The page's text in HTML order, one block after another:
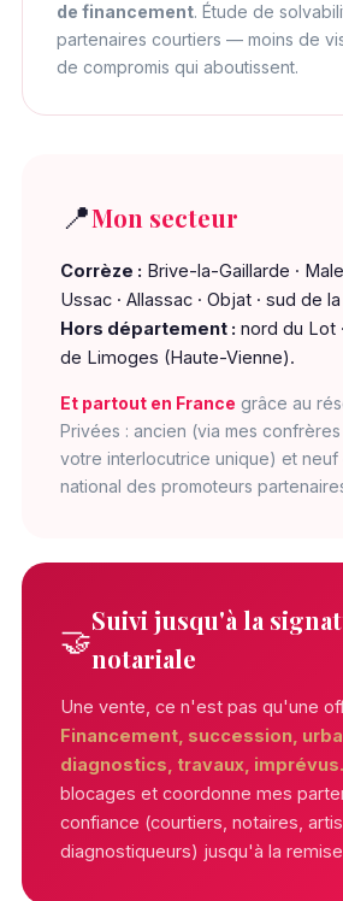
de financement. Étude de
partenaires courtiers — moins de
de compromis qui aboutissent.
📍Mon secteur
Corrèze : Brive-la-Gaillarde ·
Ussac · Allassac · Objat · sud de
Hors département : nord du Lot
de Limoges (Haute-Vienne).
Et partout en France grâce au
Privées : ancien (via mes
votre interlocutrice unique) et neuf
national des promoteurs
🤝
Suivi jusqu'à la
notariale
Une vente, ce n'est pas qu'une
Financement, succession,
diagnostics, travaux,
blocages et coordonne mes
confiance (courtiers, notaires,
diagnostiqueurs) jusqu'à la